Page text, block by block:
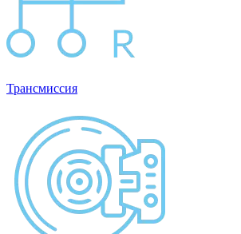
Трансмиссия